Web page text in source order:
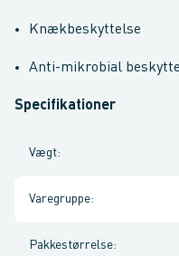
Knækbeskyttelse
Anti-mikrobial
Specifikationer
Vægt:
Varegruppe:
Pakkestørrelse: